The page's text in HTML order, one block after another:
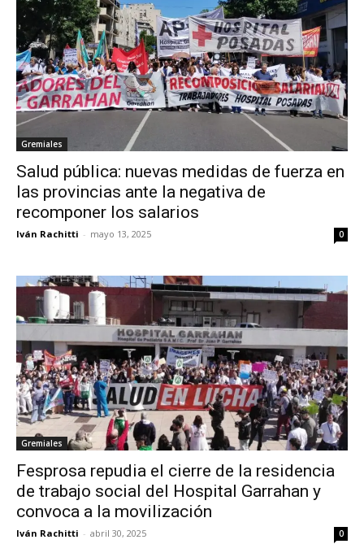
Gremiales
Salud pública: nuevas medidas de fuerza en
las provincias ante la negativa de
recomponer los salarios
Iván Rachitti - mayo 13, 2025 0
Gremiales
Fesprosa repudia el cierre de la residencia
de trabajo social del Hospital Garrahan y
convoca a la movilización
Iván Rachitti - abril 30, 2025 0